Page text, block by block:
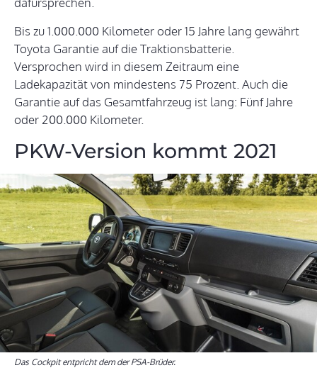
Bis zu 1.000.000 Kilometer oder 15 Jahre lang gewährt
Toyota Garantie auf die Traktionsbatterie.
Versprochen wird in diesem Zeitraum eine
Ladekapazität von mindestens 75 Prozent. Auch die
Garantie auf das Gesamtfahrzeug ist lang: Fünf Jahre
oder 200.000 Kilometer.
PKW-Version kommt 2021
Das Cockpit entpricht dem der PSA-Brüder.